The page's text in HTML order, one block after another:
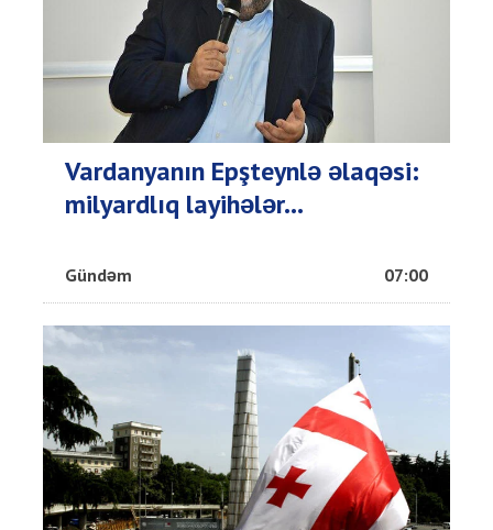
Vardanyanın Epşteynlə əlaqəsi:
milyardlıq layihələr...
Gündəm 07:00